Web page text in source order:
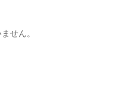
せん。